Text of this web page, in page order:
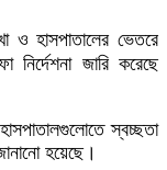
ও হাসপাতালের ভেতরে
জারি করেছে
স্বচ্ছতা
হয়েছে।